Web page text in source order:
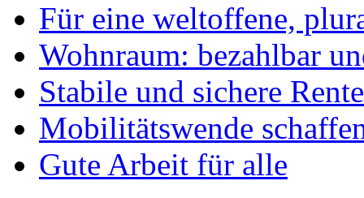
Für eine weltoffene,
Wohnraum: bezahlbar
Stabile und sichere
Mobilitätswende
Gute Arbeit für alle